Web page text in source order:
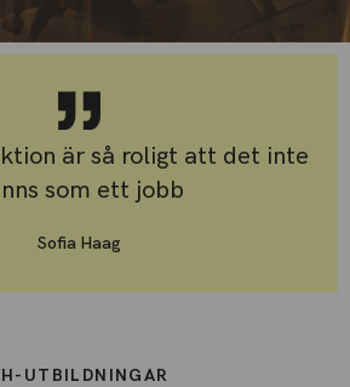
är så roligt att det inte
som ett jobb
Sofia Haag
UTBILDNINGAR